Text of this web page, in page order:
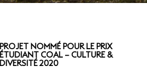
PROJET NOMMÉ POUR LE PRIX
ÉTUDIANT COAL – CULTURE &
DIVERSITÉ 2020